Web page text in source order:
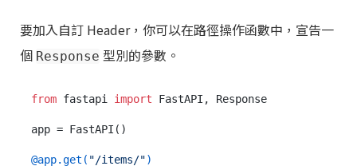
要加入自訂 Header，你可以在路徑操作函數中，宣告一
個 Response 型別的參數。
from fastapi import FastAPI, Response
app = FastAPI()
@app.get( "/items/")